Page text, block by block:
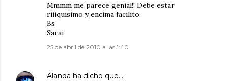
Mmmm me parece genial!! Debe estar
riiiquisimo y encima facilito.
Bs
Sarai
25 de abril de 2010 a las 1:40
Alanda ha dicho que…